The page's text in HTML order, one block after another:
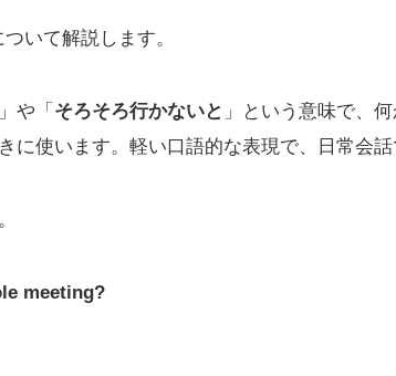
ついて解説します。
」や「 そろそろ行かないと 」という意味で、
に使います。軽い口語的な表現で、日常会話
meeting?